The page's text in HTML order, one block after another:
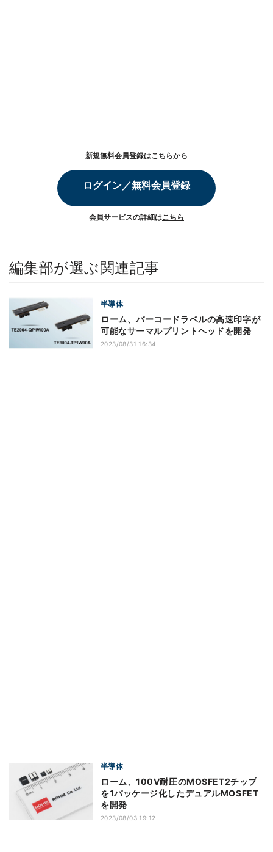
新規無料会員登録はこちらから
ログイン／無料会員登録
会員サービスの詳細はこちら
編集部が選ぶ関連記事
半導体
ローム、バーコードラベルの高速印字が
可能なサーマルプリントヘッドを開発
2023/08/31 16:34
半導体
ローム、100V耐圧のMOSFET2チップ
を1パッケージ化したデュアルMOSFET
を開発
2023/08/03 19:12